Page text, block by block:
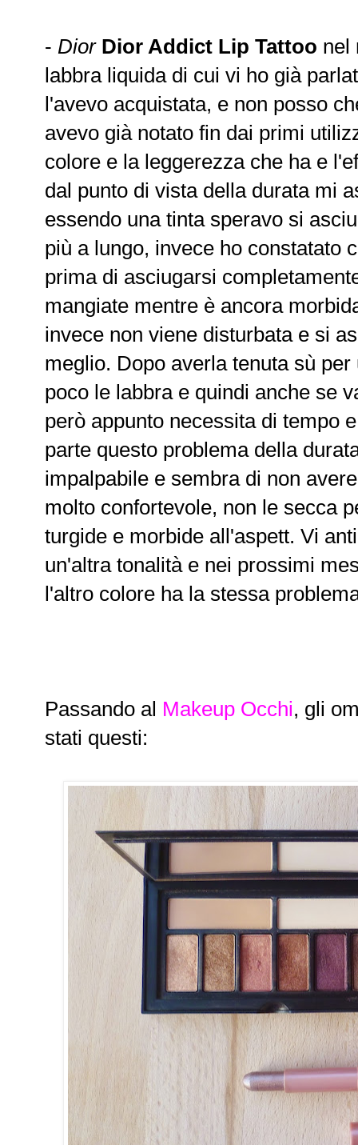
- Dior Dior Addict Lip Tattoo nel
labbra liquida di cui vi ho già
l'avevo acquistata, e non posso
avevo già notato fin dai primi
colore e la leggerezza che ha e
dal punto di vista della durata mi
essendo una tinta speravo si
più a lungo, invece ho constatato
prima di asciugarsi
mangiate mentre è ancora
invece non viene disturbata e si
meglio. Dopo averla tenuta sù
poco le labbra e quindi anche se
però appunto necessita di tempo
parte questo problema della
impalpabile e sembra di non
molto confortevole, non le secca
turgide e morbide all'aspett. Vi
un'altra tonalità e nei prossimi
l'altro colore ha la stessa
Passando al Makeup Occhi, gli
stati questi: